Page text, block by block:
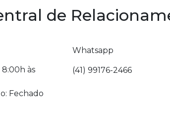
de
às
Fechado
Whatsapp
(41) 99176-2466